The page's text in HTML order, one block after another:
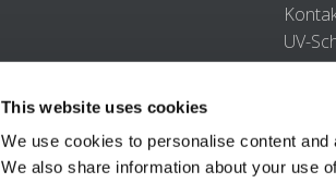
This website uses cookies
We use cookies to personalise content
We also share information about your use
UV-
B2B